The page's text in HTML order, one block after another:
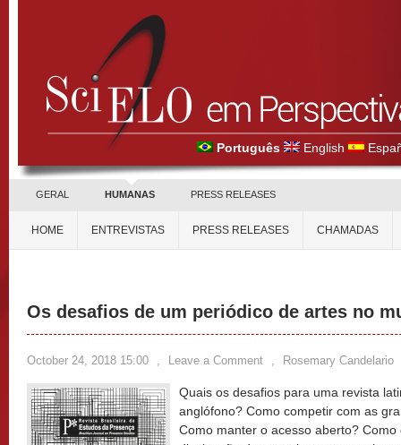
Português English
GERAL HUMANAS PRESS RELEASES
HOME ENTREVISTAS PRESS RELEASES CHAMADAS
Os desafios de um periódico de artes no
October 24, 2018 15:00 , Leave a Comment , Rosemary Candelario
Quais os desafios para uma revista
anglófono? Como competir com as
Como manter o acesso aberto?